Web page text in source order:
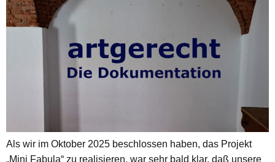
Als wir im Oktober 2025 beschlossen haben, das Projekt
„Mini Fabula“ zu realisieren, war sehr bald klar, daß unsere